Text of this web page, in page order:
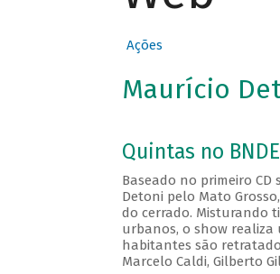
Ações
Maurício
Quintas no
Baseado no primeiro
Detoni pelo Mato
do cerrado. Misturando
urbanos, o show realiza
habitantes são
Marcelo Caldi, Gilberto